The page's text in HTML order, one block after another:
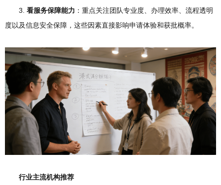
3. 看服务保障能力 ：重点关注团队专业度、办理效率、流程透明
度以及信息安全保障，这些因素直接影响申请体验和获批概率。
行业主流机构推荐